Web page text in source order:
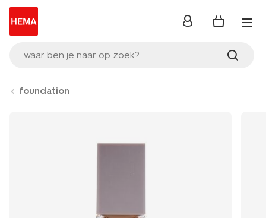
waar ben je naar op zoek?
inloggen
foundation